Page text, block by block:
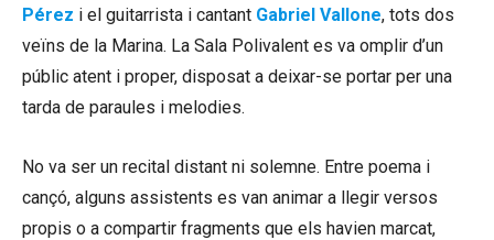
Pérez i el guitarrista i cantant Gabriel Vallone, tots dos
veïns de la Marina. La Sala Polivalent es va omplir d’un
públic atent i proper, disposat a deixar-se portar per una
tarda de paraules i melodies.
No va ser un recital distant ni solemne. Entre poema i
cançó, alguns assistents es van animar a llegir versos
propis o a compartir fragments que els havien marcat,